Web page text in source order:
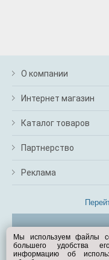
О компании
Интернет магазин
Каталог товаров
Партнерство
Реклама
©
Мы используем файлы
большего удобства
информацию об